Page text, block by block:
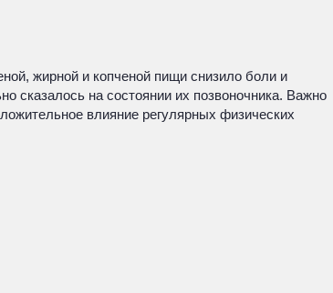
жирной и копченой пищи снизило боли и
сказалось на состоянии их позвоночника. Важно
влияние регулярных физических